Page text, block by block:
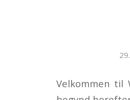
Velkommen til